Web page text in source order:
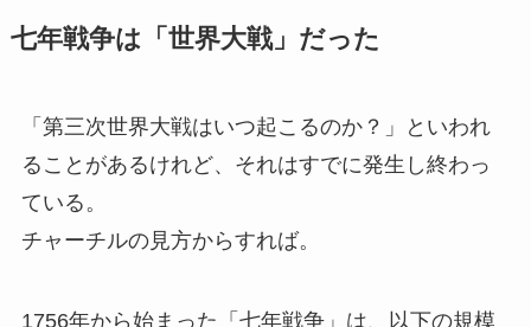
七年戦争は「世界大戦」だった
「第三次世界大戦はいつ起こるのか？」といわれ
ることがあるけれど、それはすでに発生し終わっ
ている。
チャーチルの見方からすれば。
1756年から始まった「七年戦争」は、以下の規模